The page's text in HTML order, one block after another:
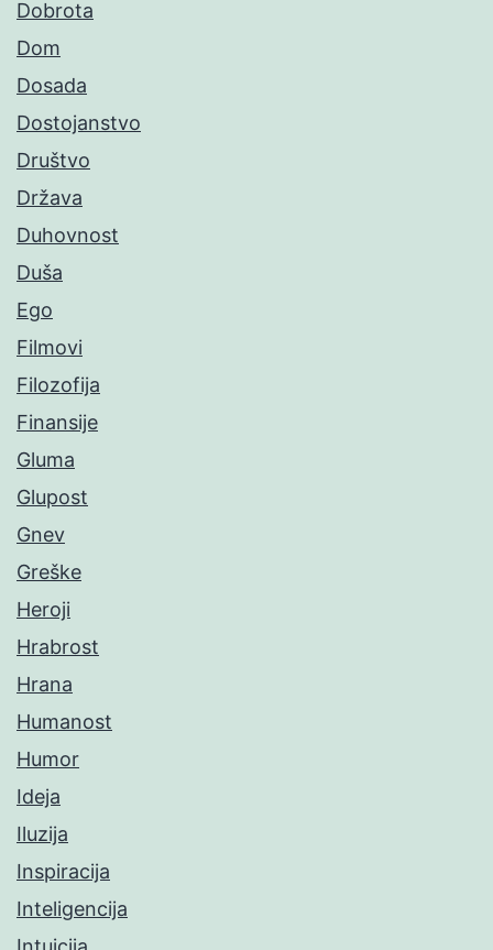
Dobrota
Dom
Dosada
Dostojanstvo
Društvo
Država
Duhovnost
Duša
Ego
Filmovi
Filozofija
Finansije
Gluma
Glupost
Gnev
Greške
Heroji
Hrabrost
Hrana
Humanost
Humor
Ideja
Iluzija
Inspiracija
Inteligencija